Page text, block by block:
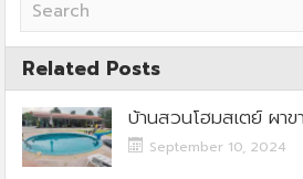
Related Posts
บ้านสวนโฮมสเตย์ ผา
September 10, 2024